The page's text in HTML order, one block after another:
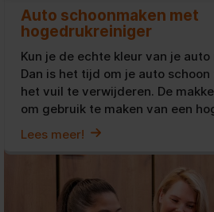
Auto schoonmaken met
hogedrukreiniger
Kun je de echte kleur van je
Dan is het tijd om je auto schoon
het vuil te verwijderen. De
om gebruik te maken van een
Lees meer!